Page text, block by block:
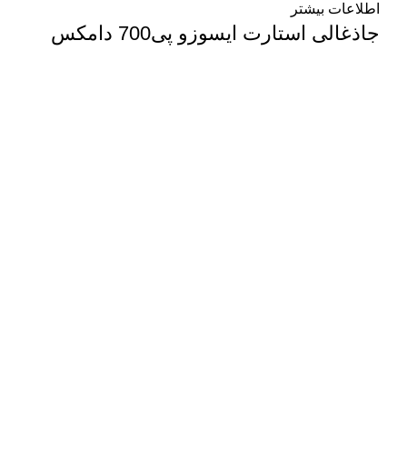
اطلاعات بیشتر
جاذغالی استارت ایسوزو پی700 دامکس